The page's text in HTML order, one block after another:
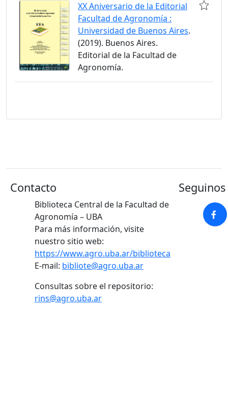
XX Aniversario de la Editorial
Facultad de Agronomía :
Universidad de Buenos Aires.
(2019). Buenos Aires.
Editorial de la Facultad de
Agronomía.
Contacto
Biblioteca Central de la Facultad de
Agronomía – UBA
Para más información, visite
nuestro sitio web:
https://www.agro.uba.ar/biblioteca
E-mail: bibliote@agro.uba.ar
Consultas sobre el repositorio:
rins@agro.uba.ar